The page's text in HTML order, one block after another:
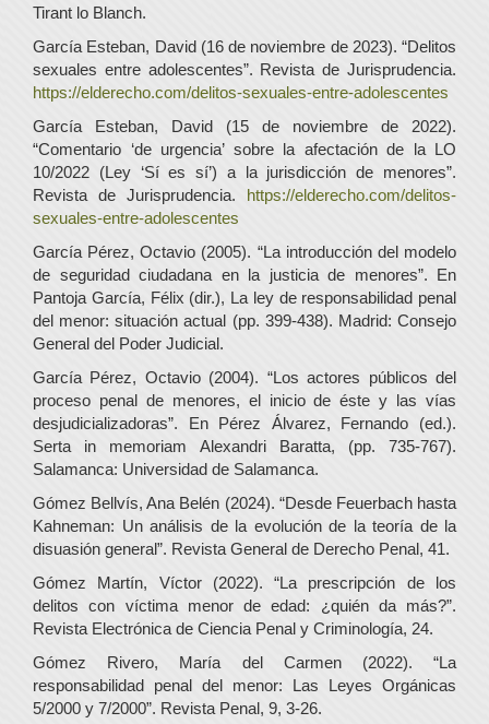
Tirant lo Blanch.
García Esteban, David (16 de noviembre de 2023). “Delitos
sexuales entre adolescentes”. Revista de Jurisprudencia.
https://elderecho.com/delitos-sexuales-entre-adolescentes
García Esteban, David (15 de noviembre de 2022).
“Comentario ‘de urgencia’ sobre la afectación de la LO
10/2022 (Ley ‘Sí es sí’) a la jurisdicción de menores”.
Revista de Jurisprudencia. https://elderecho.com/delitos-
sexuales-entre-adolescentes
García Pérez, Octavio (2005). “La introducción del modelo
de seguridad ciudadana en la justicia de menores”. En
Pantoja García, Félix (dir.), La ley de responsabilidad penal
del menor: situación actual (pp. 399-438). Madrid: Consejo
General del Poder Judicial.
García Pérez, Octavio (2004). “Los actores públicos del
proceso penal de menores, el inicio de éste y las vías
desjudicializadoras”. En Pérez Álvarez, Fernando (ed.).
Serta in memoriam Alexandri Baratta, (pp. 735-767).
Salamanca: Universidad de Salamanca.
Gómez Bellvís, Ana Belén (2024). “Desde Feuerbach hasta
Kahneman: Un análisis de la evolución de la teoría de la
disuasión general”. Revista General de Derecho Penal, 41.
Gómez Martín, Víctor (2022). “La prescripción de los
delitos con víctima menor de edad: ¿quién da más?”.
Revista Electrónica de Ciencia Penal y Criminología, 24.
Gómez Rivero, María del Carmen (2022). “La
responsabilidad penal del menor: Las Leyes Orgánicas
5/2000 y 7/2000”. Revista Penal, 9, 3-26.